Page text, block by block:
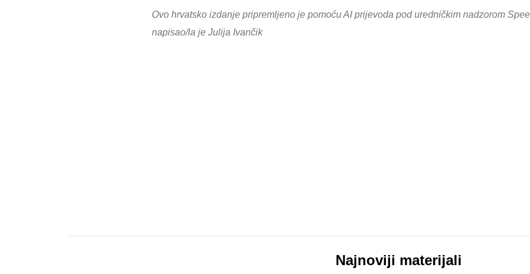
Ovo hrvatsko izdanje pripremljeno je pomoću AI prijevoda pod uredničkim nadzorom
napisao/la je Julija Ivančik
Najnoviji materijali